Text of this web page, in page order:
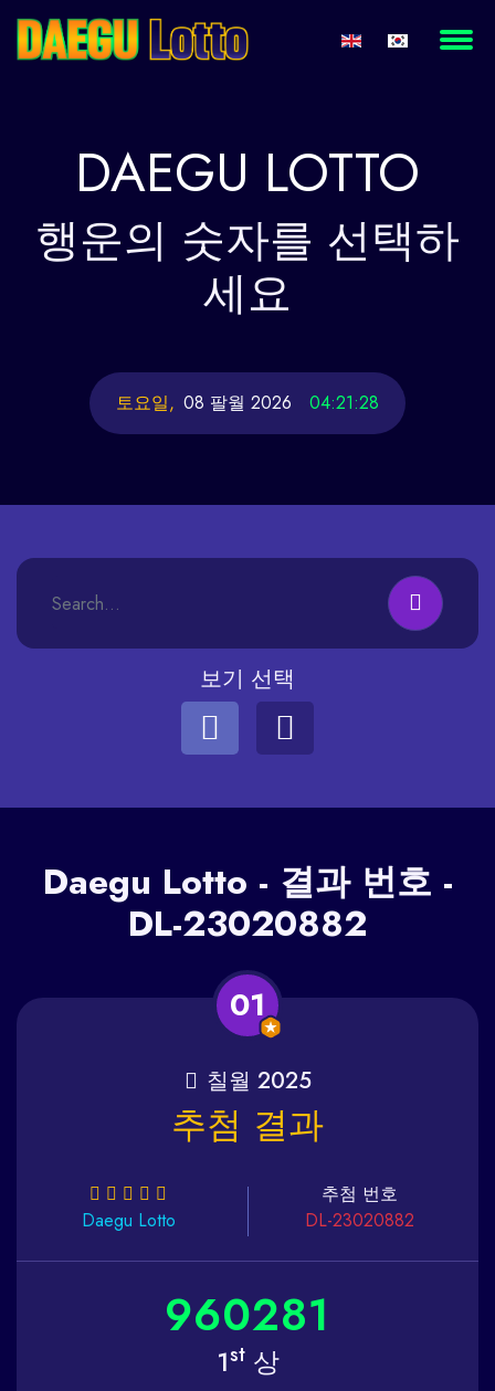
DAEGU LOTTO
행운의 숫자를 선택하
세요
토요일, 08 팔월 2026 04:21:29
보기 선택
Daegu Lotto - 결과 번호 -
DL-23020882
01
칠월 2025
추첨 결과
Daegu Lotto
추첨 번호
DL-23020882
960281
1st상